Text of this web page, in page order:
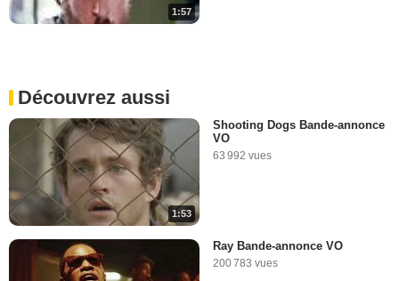
1:57
Découvrez aussi
1:53
Shooting Dogs Bande-annonce
VO
63 992 vues
Ray Bande-annonce VO
200 783 vues